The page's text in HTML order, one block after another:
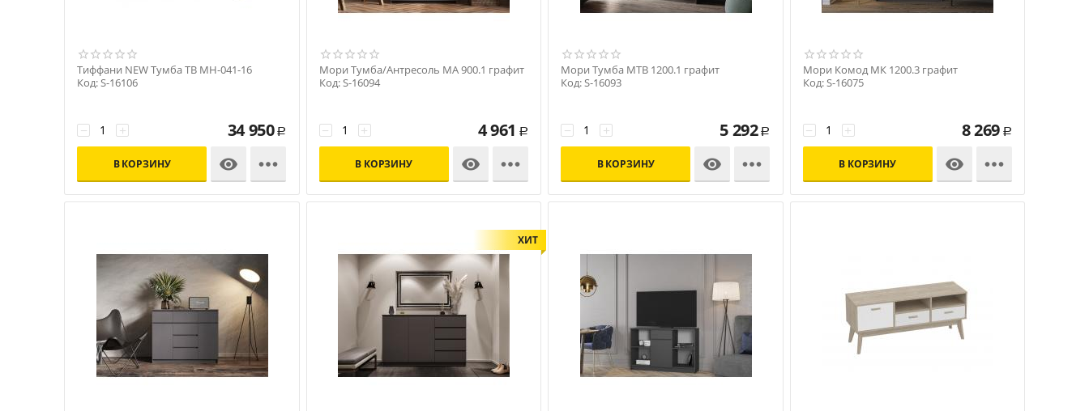
Тиффани NEW Тумба ТВ МН-041-16
Код: S-16106
+
− 34 950 Р
В КОРЗИНУ 

Мори Тумба/Антресоль МА 900.1 графит
Код: S-16094
+
− 4 961 Р
В КОРЗИНУ 

Мори Тумба МТВ 1200.1 графит
Код: S-16093
+
− 5 292 Р
В КОРЗИНУ 

Мори Комод МК 1200.3 графит
Код: S-16075
+
− 8 269 Р
В КОРЗИНУ 

ХИТ